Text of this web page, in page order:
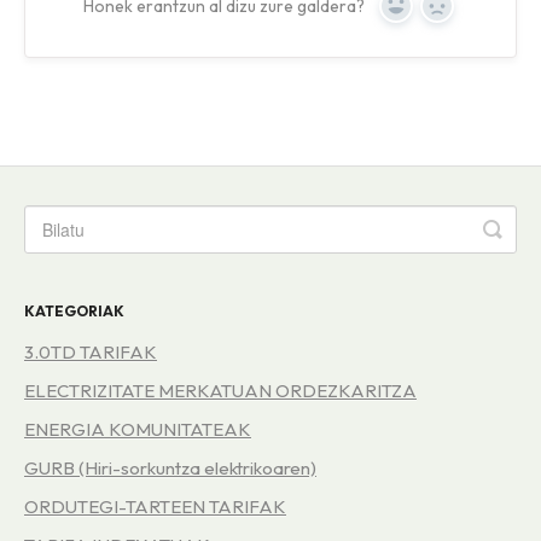
Honek erantzun al dizu zure galdera? Yes No
KATEGORIAK
3.0TD TARIFAK
ELECTRIZITATE MERKATUAN ORDEZKARITZA
ENERGIA KOMUNITATEAK
GURB (Hiri-sorkuntza elektrikoaren)
ORDUTEGI-TARTEEN TARIFAK